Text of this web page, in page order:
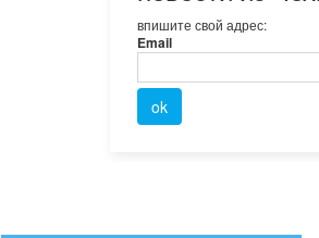
впишите свой адрес:
Email